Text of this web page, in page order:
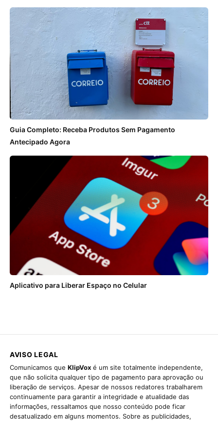
Guia Completo: Receba Produtos Sem Pagamento
Antecipado Agora
Aplicativo para Liberar Espaço no Celular
AVISO LEGAL
Comunicamos que KlipVox é um site totalmente independente,
que não solicita qualquer tipo de pagamento para aprovação ou
liberação de serviços. Apesar de nossos redatores trabalharem
continuamente para garantir a integridade e atualidade das
informações, ressaltamos que nosso conteúdo pode ficar
desatualizado em alguns momentos. Sobre as publicidades,